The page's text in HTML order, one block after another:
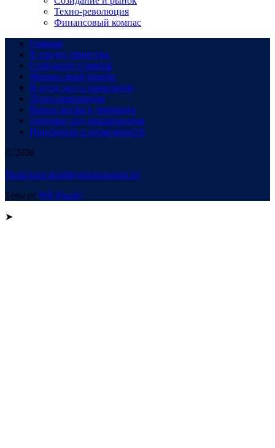
Техно-революция
Финансовый компас
Главная
В сердце общества
Созидание и рынок
Финансовый компас
В пути: все о транспорте
Техно-революция
Рынок жилья в динамике
Здоровье под микроскопом
Инновации и возможности
© 2026
Политика конфиденциальности
Тема от WP Puzzle
➤